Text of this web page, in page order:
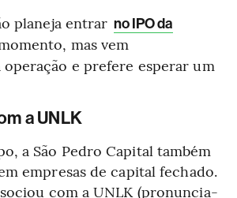
planeja entrar no IPO da
mas vem
e prefere esperar um
a UNLK
a São Pedro Capital também
empresas de capital fechado.
com a UNLK (pronuncia-